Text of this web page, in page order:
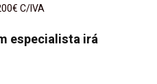
C/IVA
especialista irá